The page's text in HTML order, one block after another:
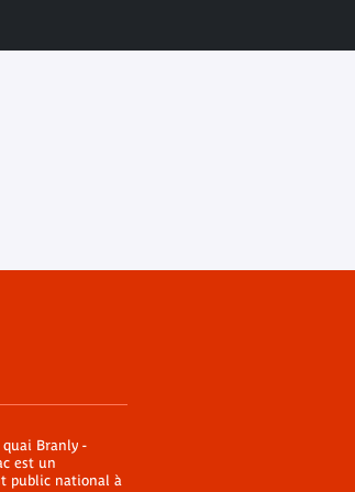
Branly -
est un
public national à